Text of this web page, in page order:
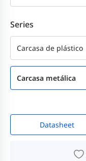
Series
Carcasa de plástico
Carcasa metálica
Datasheet